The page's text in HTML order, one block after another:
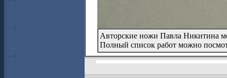
Авторские ножи Павла Никитина
Полный список работ можно